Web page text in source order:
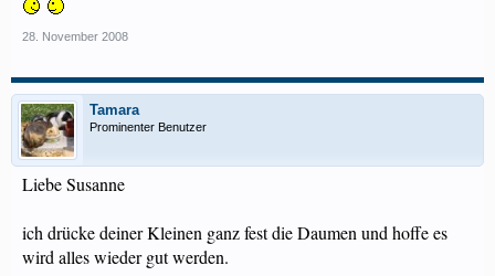
28. November 2008
Tamara
Prominenter Benutzer
Liebe Susanne
ich drücke deiner Kleinen ganz fest die Daumen und hoffe es
wird alles wieder gut werden.